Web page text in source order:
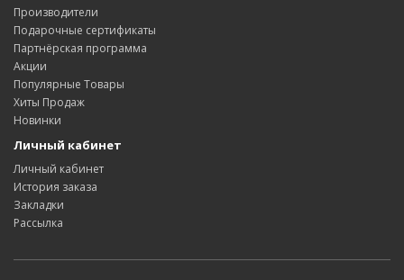
Производители
Подарочные сертификаты
Партнёрская программа
Акции
Популярные Товары
Хиты Продаж
Новинки
Личный кабинет
Личный кабинет
История заказа
Закладки
Рассылка